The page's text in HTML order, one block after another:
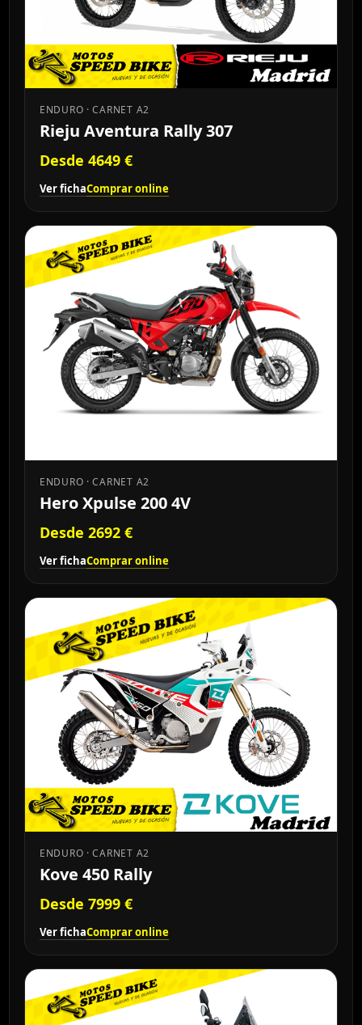
ENDURO · CARNET A2
Rieju Aventura Rally 307
Desde 4649 €
Ver fichaComprar online
ENDURO · CARNET A2
Hero Xpulse 200 4V
Desde 2692 €
Ver fichaComprar online
ENDURO · CARNET A2
Kove 450 Rally
Desde 7999 €
Ver fichaComprar online